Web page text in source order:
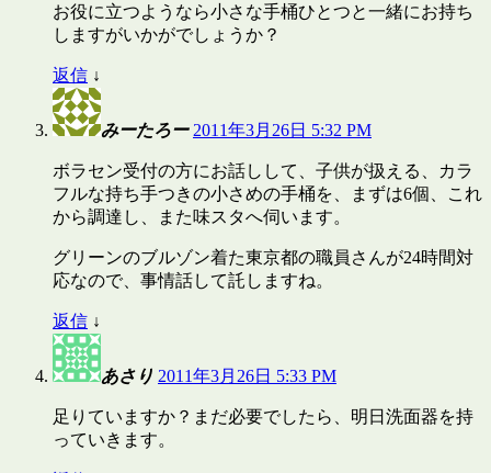
お役に立つようなら小さな手桶ひとつと一緒にお持ち
しますがいかがでしょうか？
返信 ↓
みーたろー 2011年3月26日 5:32 PM
ボラセン受付の方にお話しして、子供が扱える、カラ
フルな持ち手つきの小さめの手桶を、まずは6個、これ
から調達し、また味スタへ伺います。
グリーンのブルゾン着た東京都の職員さんが24時間対
応なので、事情話して託しますね。
返信 ↓
あさり 2011年3月26日 5:33 PM
足りていますか？まだ必要でしたら、明日洗面器を持
っていきます。